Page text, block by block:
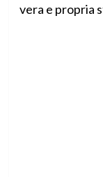
vera e propria